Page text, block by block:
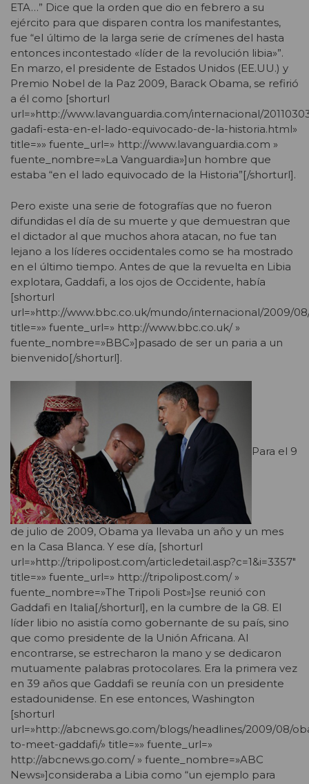
ETA…” Dice que la orden que dio en febrero a su
ejército para que disparen contra los manifestantes,
fue “el último de la larga serie de crímenes del hasta
entonces incontestado «líder de la revolución libia»”.
En marzo, el presidente de Estados Unidos (EE.UU.) y
Premio Nobel de la Paz 2009, Barack Obama, se refirió
a él como [shorturl
url=»http://www.lavanguardia.com/internacional/
gadafi-esta-en-el-lado-equivocado-de-la-historia.html»
title=»» fuente_url=» http://www.lavanguardia.com »
fuente_nombre=»La Vanguardia»]un hombre que
estaba “en el lado equivocado de la Historia”[/shorturl].
Pero existe una serie de fotografías que no fueron
difundidas el día de su muerte y que demuestran que
el dictador al que muchos ahora atacan, no fue tan
lejano a los líderes occidentales como se ha mostrado
en el último tiempo. Antes de que la revuelta en Libia
explotara, Gaddafi, a los ojos de Occidente, había
[shorturl
url=»http://www.bbc.co.uk/mundo/internacional/2009/
title=»» fuente_url=» http://www.bbc.co.uk/ »
fuente_nombre=»BBC»]pasado de ser un paria a un
bienvenido[/shorturl].
Para el 9
de julio de 2009, Obama ya llevaba un año y un mes
en la Casa Blanca. Y ese día, [shorturl
url=»http://tripolipost.com/articledetail.asp?c=1&i=3357″
title=»» fuente_url=» http://tripolipost.com/ »
fuente_nombre=»The Tripoli Post»]se reunió con
Gaddafi en Italia[/shorturl], en la cumbre de la G8. El
líder libio no asistía como gobernante de su país, sino
que como presidente de la Unión Africana. Al
encontrarse, se estrecharon la mano y se dedicaron
mutuamente palabras protocolares. Era la primera vez
en 39 años que Gaddafi se reunía con un presidente
estadounidense. En ese entonces, Washington
[shorturl
url=»http://abcnews.go.com/blogs/headlines/2009/08/
to-meet-gaddafi/» title=»» fuente_url=»
http://abcnews.go.com/ » fuente_nombre=»ABC
News»]consideraba a Libia como “un ejemplo para